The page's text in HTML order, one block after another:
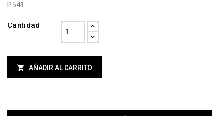
P549
Cantidad
 AÑADIR AL CARRITO